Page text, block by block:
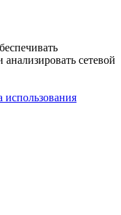
сетевой
использования